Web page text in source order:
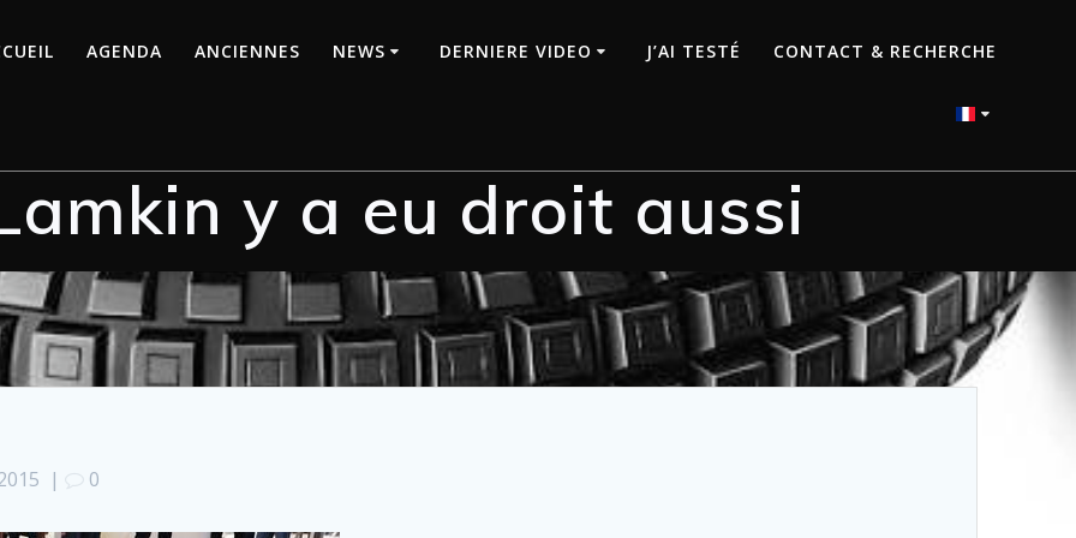
AGENDA ANCIENNES NEWS DERNIERE VIDEO J’AI TESTÉ CONTACT & RECHERCHE
y a eu droit aussi
| 0